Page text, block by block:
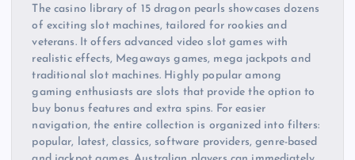
The casino library of 15 dragon pearls showcases dozens
of exciting slot machines, tailored for rookies and
veterans. It offers advanced video slot games with
realistic effects, Megaways games, mega jackpots and
traditional slot machines. Highly popular among
gaming enthusiasts are slots that provide the option to
buy bonus features and extra spins. For easier
navigation, the entire collection is organized into filters:
popular, latest, classics, software providers, genre-based